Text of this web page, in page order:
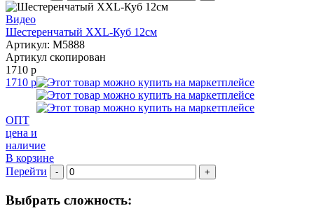
Видео
Шестеренчатый XXL-Куб 12см
Артикул: M5888
Артикул скопирован
1710 р
1710 р
ОПТ
цена и
наличие
В корзине
Перейти
- +
Выбрать сложность: